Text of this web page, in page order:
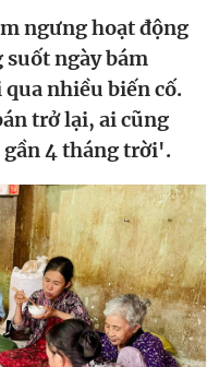
hệ quảng cáo
ngưng hoạt động
ngày bám
nhiều biến cố.
trở lại, ai cũng
gần 4 tháng trời'.